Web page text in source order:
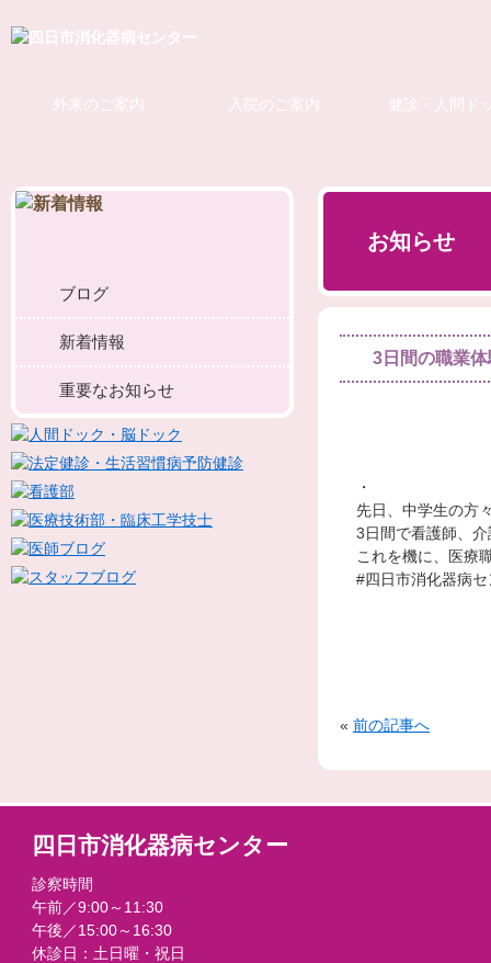
外来のご案内 入院のご案内 健診・人間ド
お知らせ
3日間の職業
・
先日、中学生の方
3日間で看護師、
これを機に、医療
#四日市消化器病
« 前の記事へ
ブログ
新着情報
重要なお知らせ
四日市消化器病センター
診察時間
午前／9:00～11:30
午後／15:00～16:30
休診日：土日曜・祝日